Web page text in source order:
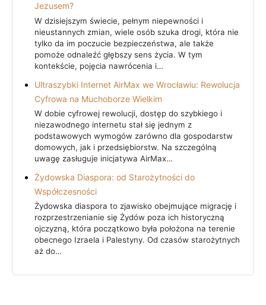
Jezusem?
W dzisiejszym świecie, pełnym niepewności i
nieustannych zmian, wiele osób szuka drogi, która nie
tylko da im poczucie bezpieczeństwa, ale także
pomoże odnaleźć głębszy sens życia. W tym
kontekście, pojęcia nawrócenia i…
Ultraszybki Internet AirMax we Wrocławiu: Rewolucja
Cyfrowa na Muchoborze Wielkim
W dobie cyfrowej rewolucji, dostęp do szybkiego i
niezawodnego internetu stał się jednym z
podstawowych wymogów zarówno dla gospodarstw
domowych, jak i przedsiębiorstw. Na szczególną
uwagę zasługuje inicjatywa AirMax…
Żydowska Diaspora: od Starożytności do
Współczesności
Żydowska diaspora to zjawisko obejmujące migrację i
rozprzestrzenianie się Żydów poza ich historyczną
ojczyzną, która początkowo była położona na terenie
obecnego Izraela i Palestyny. Od czasów starożytnych
aż do…